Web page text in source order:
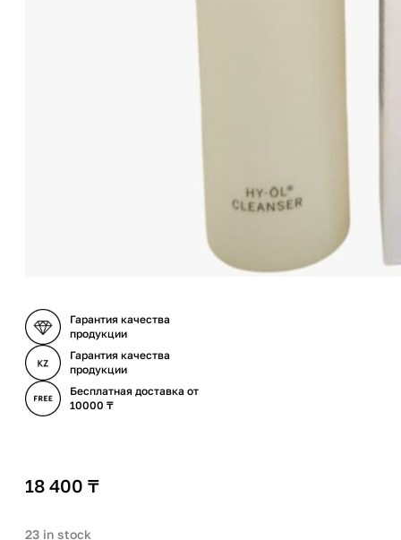
Гарантия качества
продукции
Гарантия качества
продукции
Бесплатная доставка от
10000 ₸
18 400 ₸
23 in stock